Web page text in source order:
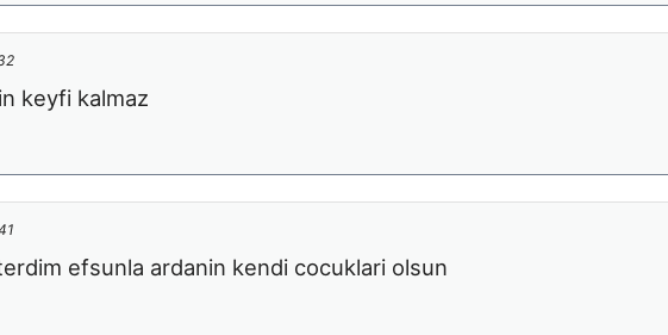
keyfi kalmaz
efsunla ardanin kendi cocuklari olsun